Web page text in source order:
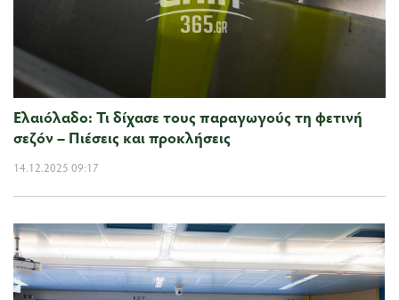
Ελαιόλαδο: Τι δίχασε τους παραγωγούς τη φετινή
σεζόν – Πιέσεις και προκλήσεις
14.12.2025 09:17